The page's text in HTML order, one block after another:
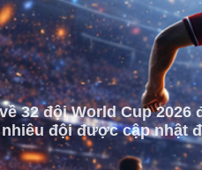
32 đội World Cup
nhiêu đội được cập nhật